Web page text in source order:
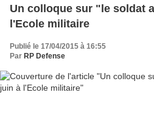
Un colloque sur "le soldat
l'Ecole militaire
Publié le 17/04/2015 à 16:55
Par RP Defense